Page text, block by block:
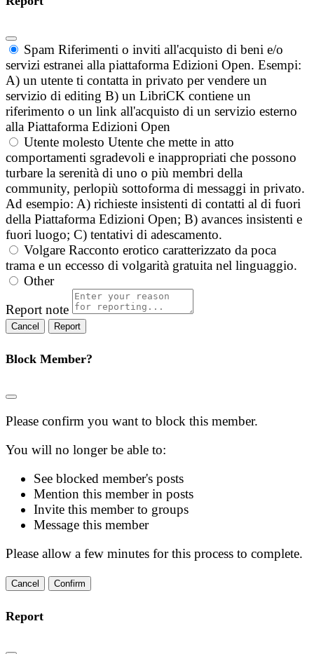
Spam Riferimenti o inviti all'acquisto di beni e/o
servizi estranei alla piattaforma Edizioni Open. Esempi:
A) un utente ti contatta in privato per vendere un
servizio di editing B) un LibriCK contiene un
riferimento o un link all'acquisto di un servizio esterno
alla Piattaforma Edizioni Open
Utente molesto Utente che mette in atto
comportamenti sgradevoli e inappropriati che possono
turbare la serenità di uno o più membri della
community, perlopiù sottoforma di messaggi in privato.
Ad esempio: A) richieste insistenti di contatti al di fuori
della Piattaforma Edizioni Open; B) avances insistenti e
fuori luogo; C) tentativi di adescamento.
Volgare Racconto erotico caratterizzato da poca
trama e un eccesso di volgarità gratuita nel linguaggio.
Other
Report note
Report
Block Member?
Please confirm you want to block this member.
You will no longer be able to:
See blocked member's posts
Mention this member in posts
Invite this member to groups
Message this member
Please allow a few minutes for this process to complete.
Confirm
Report